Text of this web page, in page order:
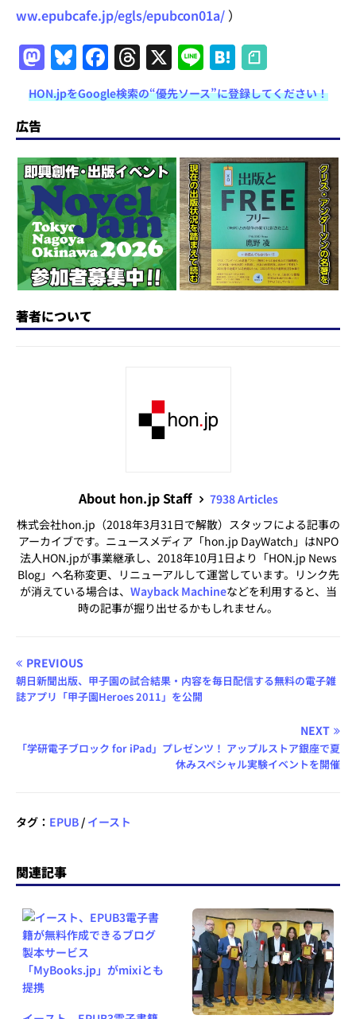
ww.epubcafe.jp/egls/epubcon01a/ ）
M
a
st
o
d
o
n
Bl
u
e
s
k
y
F
a
c
e
b
o
o
k
T
h
re
a
d
s
X Li
n
e
H
at
e
n
a
HON.jpをGoogle検索の“優先ソース”に登録してください！
広告
著者について
About hon.jp Staff
7938 Articles
株式会社hon.jp（2018年3月31日で解散）スタッフによる記事の
アーカイブです。ニュースメディア「hon.jp DayWatch」はNPO
法人HON.jpが事業継承し、2018年10月1日より「HON.jp News
Blog」へ名称変更、リニューアルして運営しています。リンク先
が消えている場合は、 Wayback Machineなどを利用すると、当
時の記事が掘り出せるかもしれません。
PREVIOUS
朝日新聞出版、甲子園の試合結果・内容を毎日配信する無料の電子雑
誌アプリ「甲子園Heroes 2011」を公開
NEXT
「学研電子ブロック for iPad」プレゼンツ！ アップルストア銀座で夏
休みスペシャル実験イベントを開催
タグ： EPUB / イースト
関連記事